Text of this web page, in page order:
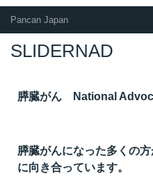
Pancan Japan
SLIDERNAD
膵臓がん National
膵臓がんになった多くの
に向き合っています。